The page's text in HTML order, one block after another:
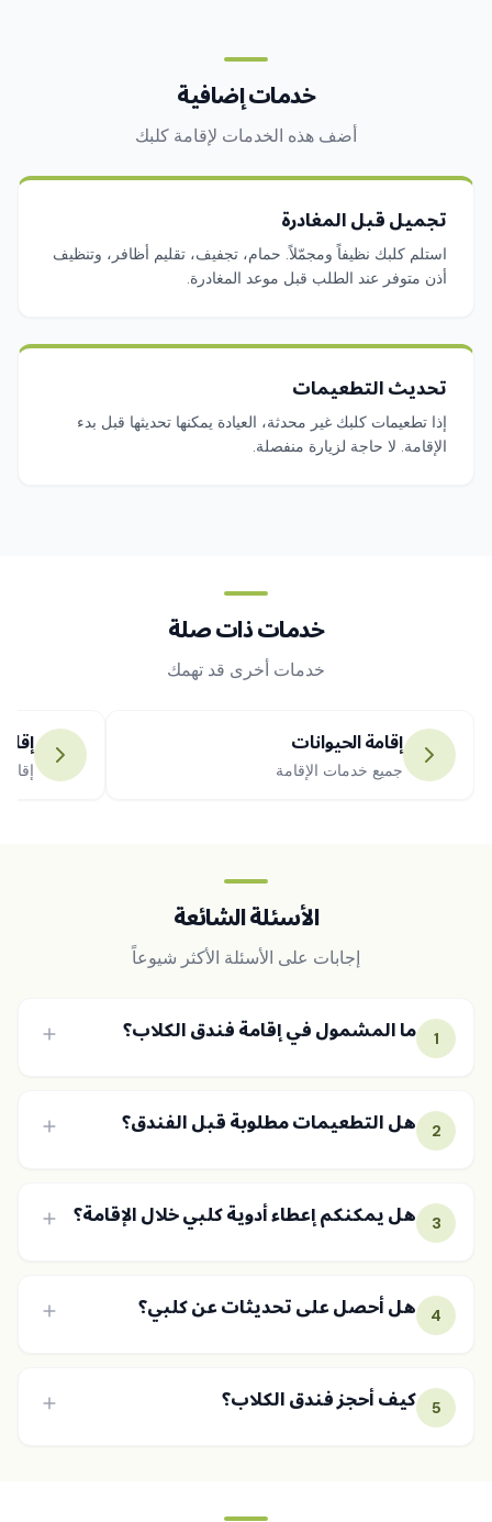
خدمات إضافية
أضف هذه الخدمات لإقامة كلبك
تجميل قبل المغادرة
استلم كلبك نظيفاً ومجمّلاً. حمام، تجفيف، تقليم أظافر، وتنظيف
أذن متوفر عند الطلب قبل موعد المغادرة.
تحديث التطعيمات
إذا تطعيمات كلبك غير محدثة، العيادة يمكنها تحديثها قبل بدء
الإقامة. لا حاجة لزيارة منفصلة.
خدمات ذات صلة
خدمات أخرى قد تهمك
إقامة الحيوانات
جميع خدمات الإقامة
الأسئلة الشائعة
إجابات على الأسئلة الأكثر شيوعاً
1 ما المشمول في إقامة فندق الكلاب؟
2 هل التطعيمات مطلوبة قبل الفندق؟
3 هل يمكنكم إعطاء أدوية كلبي خلال الإقامة؟
4 هل أحصل على تحديثات عن كلبي؟
5 كيف أحجز فندق الكلاب؟